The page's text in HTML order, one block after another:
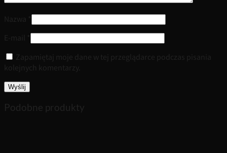
Nazwa
E-mail
Zapamiętaj moje dane w tej przeglądarce podczas pisania
kolejnych komentarzy.
Podobne produkty